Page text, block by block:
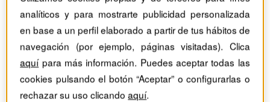
analíticos y para mostrarte publicidad personalizada
en base a un perfil elaborado a partir de tus hábitos de
navegación (por ejemplo, páginas visitadas). Clica
aquípara más información. Puedes aceptar todas las
cookies pulsando el botón “Aceptar” o configurarlas o
rechazar su uso clicandoaquí.